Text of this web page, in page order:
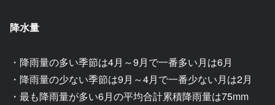
降水量
・降雨量の多い季節は4月～9月で一番多い月は6月
・降雨量の少ない季節は9月～4月で一番少ない月は2月
・最も降雨量が多い6月の平均合計累積降雨量は75mm